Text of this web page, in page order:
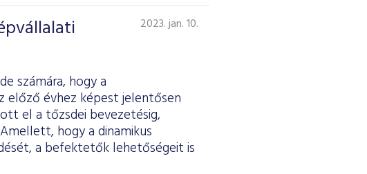
2023. jan. 10.
számára, hogy a
előző évhez képest jelentősen
el a tőzsdei bevezetésig,
hogy a dinamikus
a befektetők lehetőségeit is